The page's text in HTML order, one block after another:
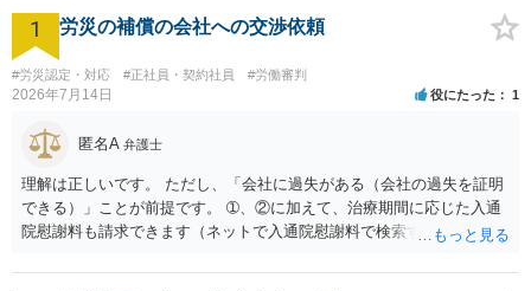
1 労災の補償の会社への交渉依頼
#労災認定・対応 #正社員・契約社員 #労働審判
2026年7月14日 役にたった 1
匿名A 弁護士
理解は正しいです。 ただし、「会社に過失がある（会社の過失を証明
できる）」ことが前提です。 ➀、②に加えて、治療期間に応じた入通
院慰謝料も請求できます（ネットで入通院慰謝料で検索すると詳しい
後遺障害慰謝料も請求できます。これらは後遺障害の等級、あなたの